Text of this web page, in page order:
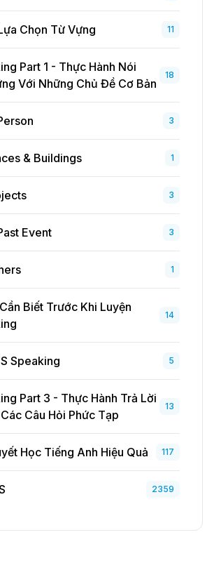
Chọn Từ Vựng 11
Part 1 - Thực Hành Nói
Với Những Chủ Đề Cơ Bản
18
3
& Buildings 1
3
Event 3
1
Biết Trước Khi Luyện
14
Speaking 5
Part 3 - Thực Hành Trả Lời
Câu Hỏi Phức Tạp
13
Học Tiếng Anh Hiệu Quả 117
2359